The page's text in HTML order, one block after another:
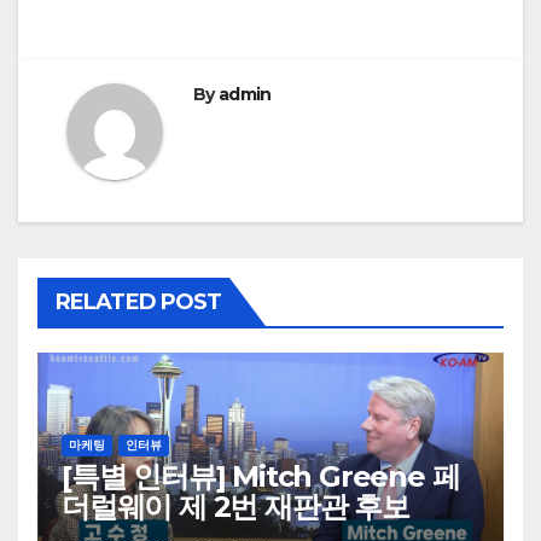
Byadmin
RELATED POST
마케팅 인터뷰
[특별 인터뷰] Mitch Greene 페
더럴웨이 제 2번 재판관 후보